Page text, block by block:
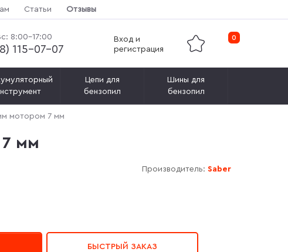
Статьи Отзывы
0
Вход и
регистрация
8:00-17:00
115-07-07
Цепи для
бензопил
Шины для
бензопил
мотором 7 мм
7 мм
Производитель: Saber
БЫСТРЫЙ ЗАКАЗ